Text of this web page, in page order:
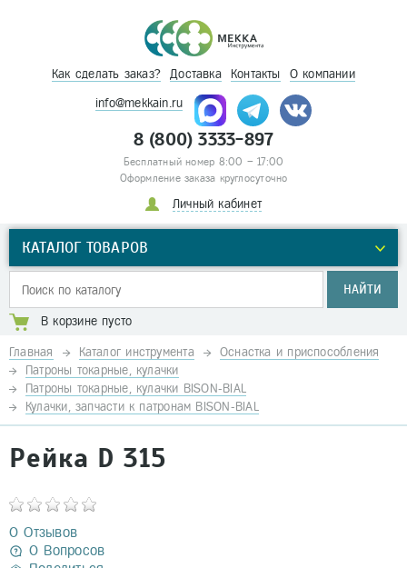
Как сделать заказ? Доставка Контакты О компании
info@mekkain.ru
8 (800) 3333-897
Бесплатный номер 8:00 – 17:00
Оформление заказа круглосуточно
Личный кабинет
КАТАЛОГ ТОВАРОВ
НАЙТИ
В корзине пусто
Главная Каталог инструмента
Оснастка и приспособления
Патроны токарные, кулачки
Патроны токарные, кулачки BISON-BIAL
Кулачки, запчасти к патронам BISON-BIAL
Рейка D 315
0 Отзывов
0 Вопросов